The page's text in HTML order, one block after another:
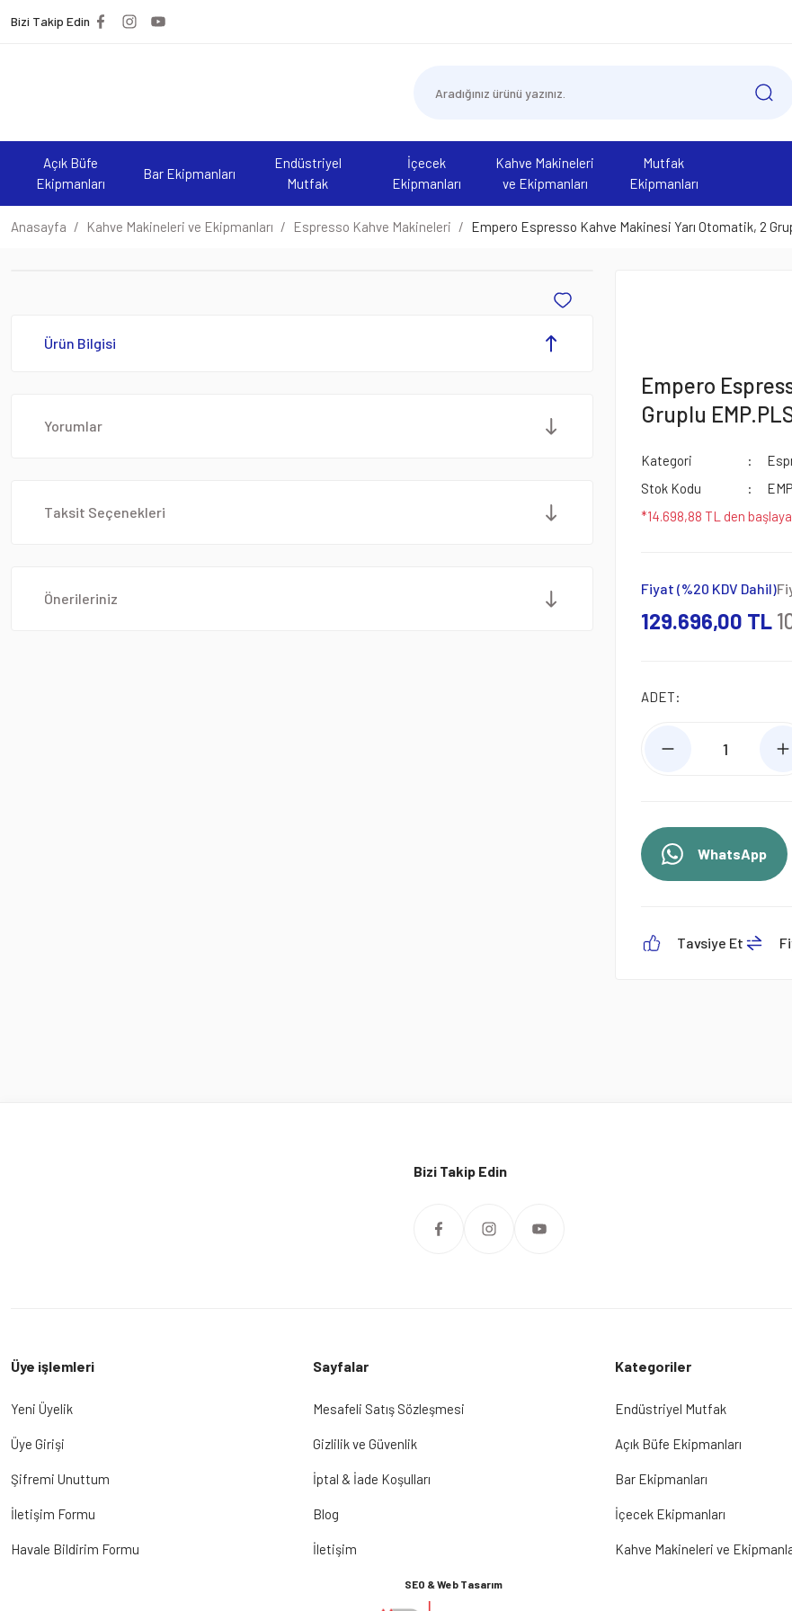
Bizi Takip Edin
Açık Büfe
Ekipmanları
Bar Ekipmanları
Endüstriyel
Mutfak
İçecek
Ekipmanları
Kahve Makineleri
ve Ekipmanları
Mutfak
Ekipmanları
Anasayfa Kahve Makineleri ve Ekipmanları Espresso Kahve Makineleri Empero Espresso Kahve Makinesi Yarı Otomatik, 2
Ürün Bilgisi
Yorumlar
Taksit Seçenekleri
Önerileriniz
Empero
Gruplu
Kategori
Stok Kodu
*14.698,88 TL den
Fiyat (%20 KDV Dahil)
129.696,00 TL
ADET:
WhatsApp
Tavsiye Et
Bizi Takip Edin
Üye işlemleri
Yeni Üyelik
Üye Girişi
Şifremi Unuttum
İletişim Formu
Havale Bildirim Formu
Sayfalar
Mesafeli Satış Sözleşmesi
Gizlilik ve Güvenlik
İptal & İade Koşulları
Blog
İletişim
Kategoriler
Endüstriyel Mutfak
Açık Büfe Ekipmanları
Bar Ekipmanları
İçecek Ekipmanları
Kahve Makineleri ve
SEO & Web Tasarım